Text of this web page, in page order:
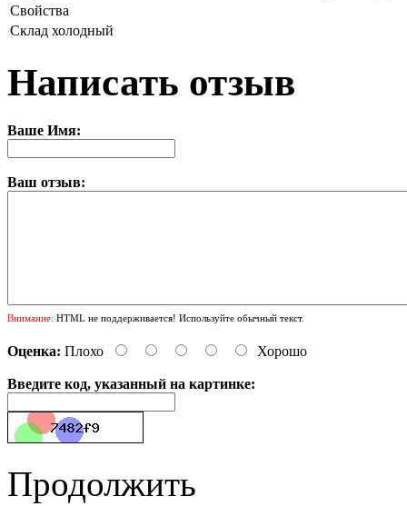
Свойства
Склад холодный
Написать отзыв
Ваше Имя:
Ваш отзыв:
Внимание: HTML не поддерживается! Используйте обычный текст.
Оценка: Плохо Хорошо
Введите код, указанный на картинке:
Продолжить